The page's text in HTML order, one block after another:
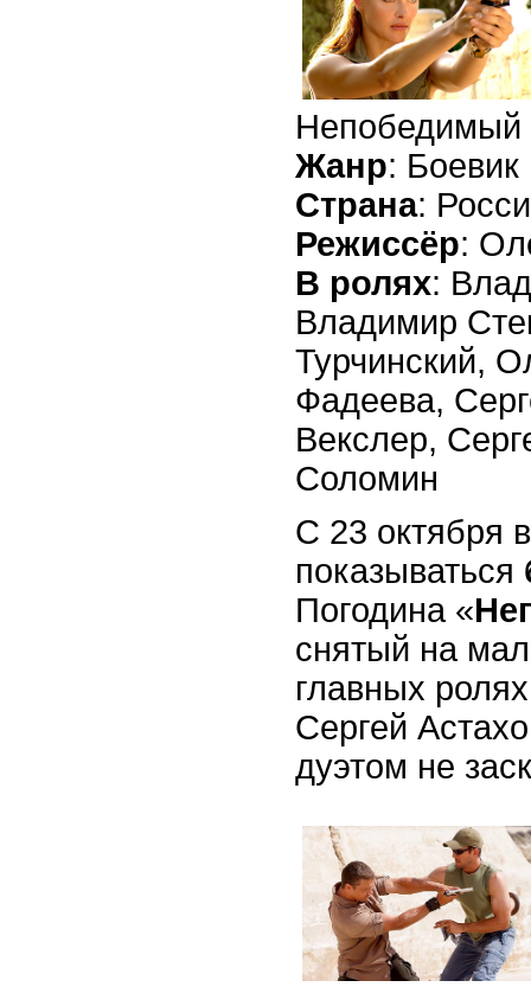
Непобедимый
Жанр: Боевик
Страна:
Режиссёр:
В ролях:
Владимир
Турчинский,
Фадеева,
Векслер,
Соломин
С 23 октября
показываться
Погодина «
снятый на
главных
Сергей
дуэтом не